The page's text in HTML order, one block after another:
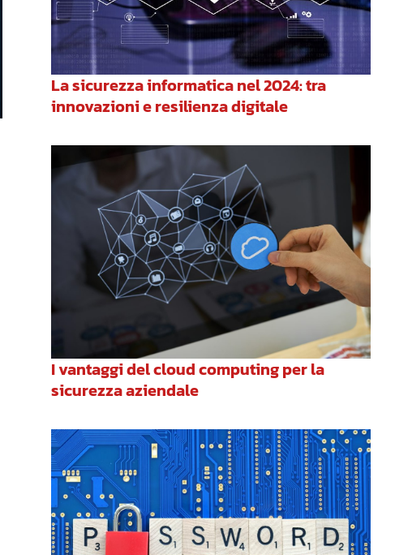
La sicurezza informatica nel 2024: tra
innovazioni e resilienza digitale
I vantaggi del cloud computing per la
sicurezza aziendale